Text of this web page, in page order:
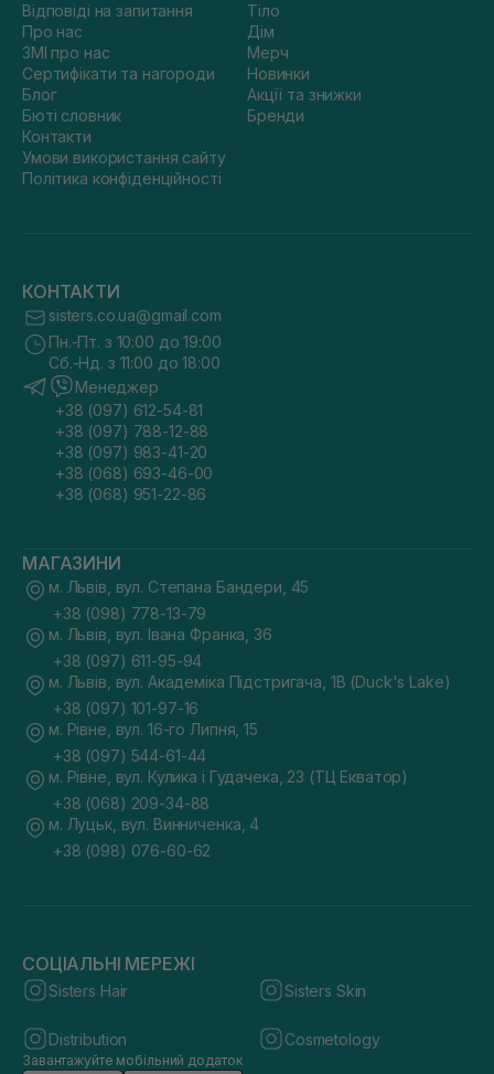
Відповіді на запитання
Про нас
ЗМІ про нас
Сертифікати та нагороди
Блог
Бюті словник
Контакти
Умови використання сайту
Політика конфіденційності
Тіло
Дім
Мерч
Новинки
Акції та знижки
Бренди
КОНТАКТИ
sisters.co.ua@gmail.com
Пн.-Пт. з 10:00 до 19:00
Сб.-Нд. з 11:00 до 18:00
Менеджер
+38 (097) 612-54-81
+38 (097) 788-12-88
+38 (097) 983-41-20
+38 (068) 693-46-00
+38 (068) 951-22-86
МАГАЗИНИ
м. Львів, вул. Степана Бандери, 45
+38 (098) 778-13-79
м. Львів, вул. Івана Франка, 36
+38 (097) 611-95-94
м. Львів, вул. Академіка Підстригача, 1В (Duck's Lake)
+38 (097) 101-97-16
м. Рівне, вул. 16-го Липня, 15
+38 (097) 544-61-44
м. Рівне, вул. Кулика і Гудачека, 23 (ТЦ Екватор)
+38 (068) 209-34-88
м. Луцьк, вул. Винниченка, 4
+38 (098) 076-60-62
СОЦІАЛЬНІ МЕРЕЖІ
Sisters Hair Sisters Skin
Distribution Cosmetology
Завантажуйте мобільний додаток